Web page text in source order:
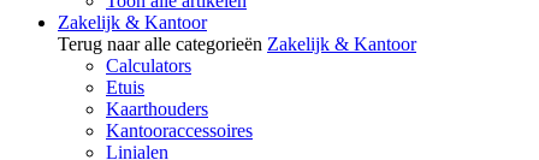
Zakelijk & Kantoor
Terug naar alle categorieën Zakelijk & Kantoor
Calculators
Etuis
Kaarthouders
Kantooraccessoires
Linialen